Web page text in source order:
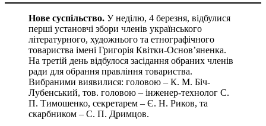
Нове суспільство. У неділю, 4 березня, відбулися
перші установчі збори членів українського
літературного, художнього та етнографічного
товариства імені Григорія Квітки-Основ’яненка.
На третій день відбулося засідання обраних членів
ради для обрання правління товариства.
Вибраними виявилися: головою – К. М. Біч-
Лубенський, тов. головою – інженер-технолог С.
П. Тимошенко, секретарем – Є. Н. Риков, та
скарбником – С. П. Дримцов.